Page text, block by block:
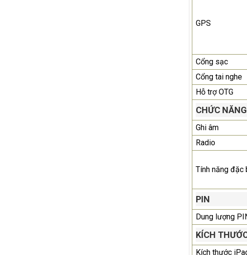
GPS
Cổng sạc
Cổng tai nghe
Hỗ trợ OTG
CHỨC
Ghi âm
Radio
Tính năng đặc
PIN
Dung lượng
KÍCH
Kích thước